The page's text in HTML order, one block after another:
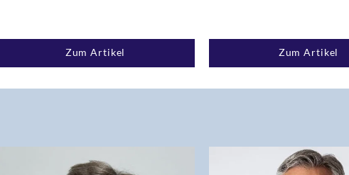
Zum Artikel Zum Artikel